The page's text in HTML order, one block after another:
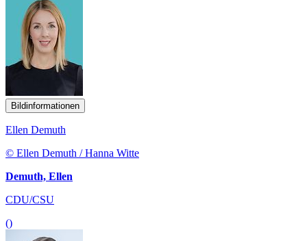
Bildinformationen
Ellen Demuth
© Ellen Demuth / Hanna Witte
Demuth, Ellen
CDU/CSU
()